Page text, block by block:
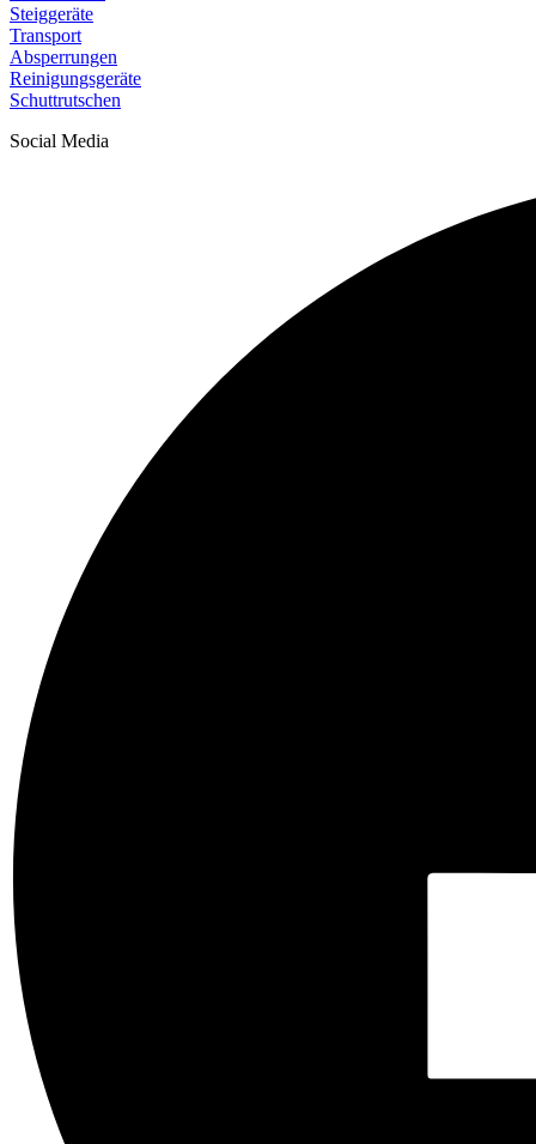
Steiggeräte
Transport
Absperrungen
Reinigungsgeräte
Schuttrutschen
Social Media